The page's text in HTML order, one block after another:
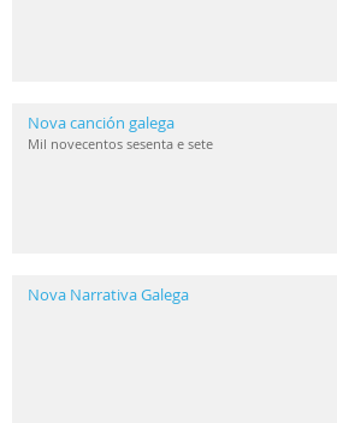
Nova canción galega
Mil novecentos sesenta e sete
Nova Narrativa Galega